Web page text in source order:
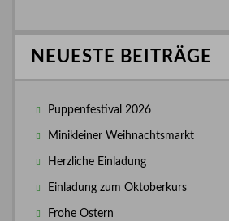
NEUESTE BEITRÄGE
Puppenfestival 2026
Minikleiner Weihnachtsmarkt
Herzliche Einladung
Einladung zum Oktoberkurs
Frohe Ostern